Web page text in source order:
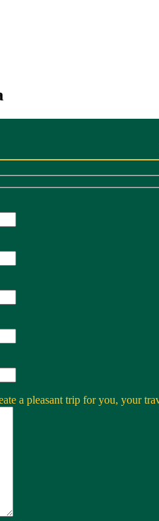
a pleasant trip for you, your